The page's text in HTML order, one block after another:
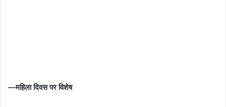
—महिला दिवस पर विशेष